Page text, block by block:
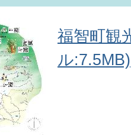
福智町観
ル:7.5MB)